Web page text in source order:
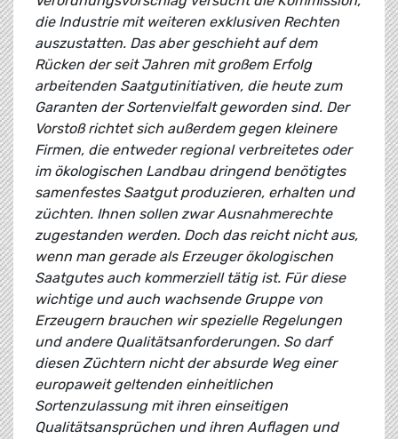
die Industrie mit weiteren exklusiven Rechten
auszustatten. Das aber geschieht auf dem
Rücken der seit Jahren mit großem Erfolg
arbeitenden Saatgutinitiativen, die heute zum
Garanten der Sortenvielfalt geworden sind. Der
Vorstoß richtet sich außerdem gegen kleinere
Firmen, die entweder regional verbreitetes oder
im ökologischen Landbau dringend benötigtes
samenfestes Saatgut produzieren, erhalten und
züchten. Ihnen sollen zwar Ausnahmerechte
zugestanden werden. Doch das reicht nicht aus,
wenn man gerade als Erzeuger ökologischen
Saatgutes auch kommerziell tätig ist. Für diese
wichtige und auch wachsende Gruppe von
Erzeugern brauchen wir spezielle Regelungen
und andere Qualitätsanforderungen. So darf
diesen Züchtern nicht der absurde Weg einer
europaweit geltenden einheitlichen
Sortenzulassung mit ihren einseitigen
Qualitätsansprüchen und ihren Auflagen und